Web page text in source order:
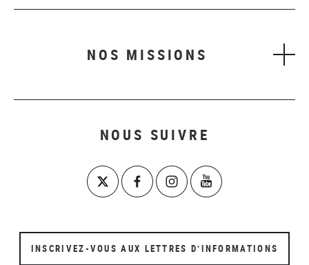
NOS MISSIONS
NOUS SUIVRE
INSCRIVEZ-VOUS AUX LETTRES D’INFORMATIONS